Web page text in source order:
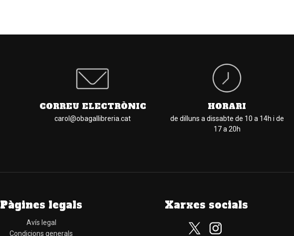
CORREU ELECTRÒNIC
carol@obagallibreria.cat
HORARI
de dilluns a dissabte de 10 a 14h i de
17 a 20h
Pàgines legals
Avís legal
Condicions generals
Xarxes socials